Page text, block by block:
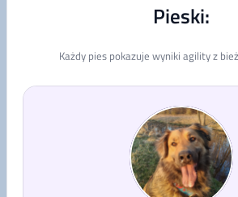
Pieski:
Każdy pies pokazuje wyniki agility z